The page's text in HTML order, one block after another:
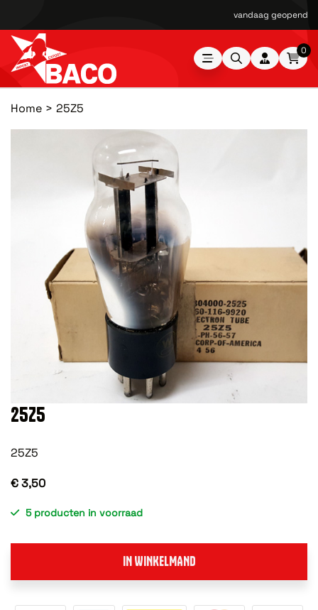
vandaag geopend
0
Home 25Z5
25Z5
25Z5
€ 3,50
5 producten in voorraad
IN WINKELMAND